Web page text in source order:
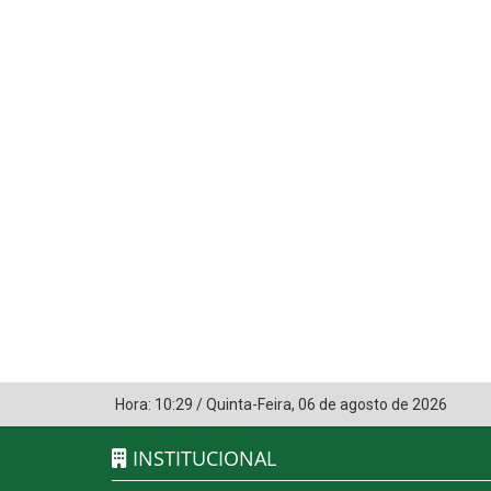
Hora: 10:29 /Quinta-Feira, 06 de agosto de 2026
INSTITUCIONAL